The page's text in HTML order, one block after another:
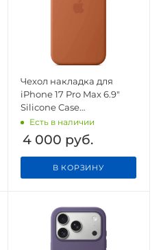
Чехол накладка для
iPhone 17 Pro Max 6.9"
Silicone Case
(Button/Magsafe) Terra
Cotta
Есть в наличии
4 000 руб.
В КОРЗИНУ